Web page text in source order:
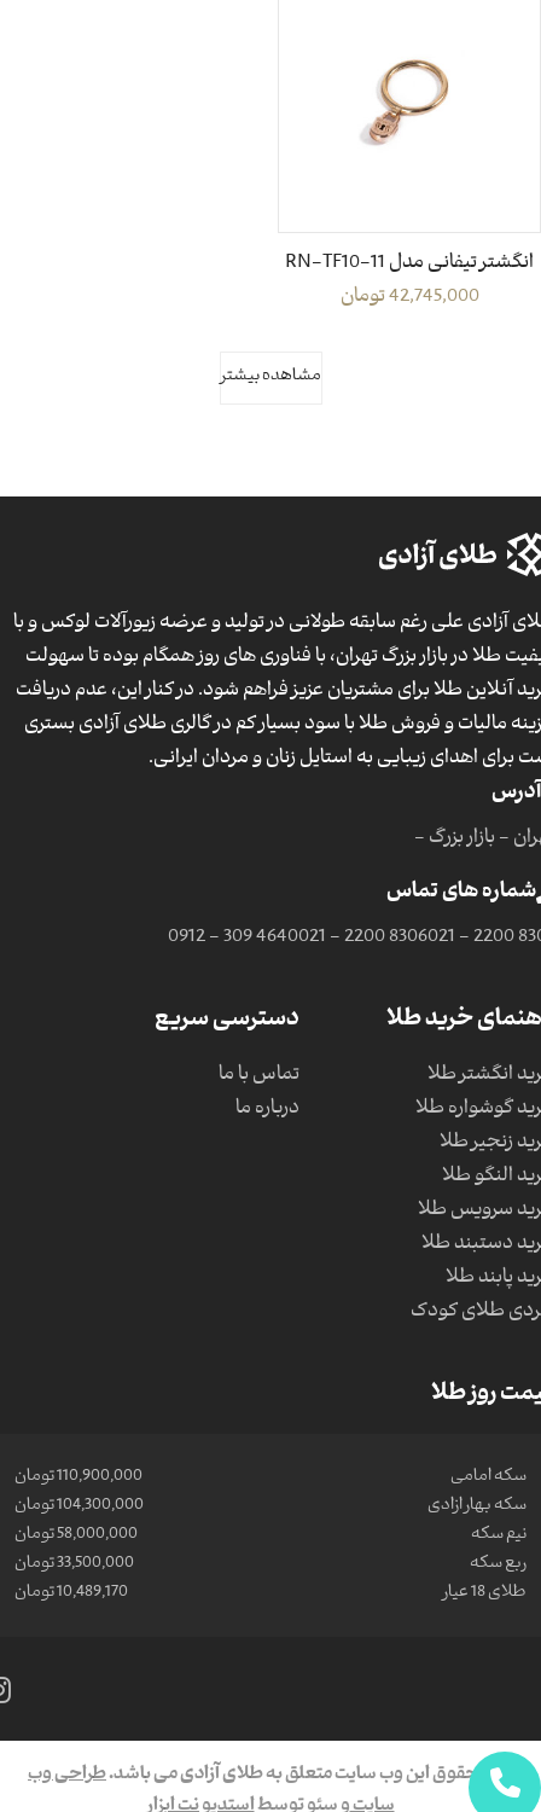
انگشتر تیفانی مدل RN-TF10-11
42,745,000تومان
مشاهده بیشتر
آزادی علی رغم سابقه طولانی در تولید و عرضه زیورآلات لوکس و با
طلا در بازار بزرگ تهران، با فناوری های روز همگام بوده تا سهولت
آنلاین طلا برای مشتریان عزیز فراهم شود. در کنار این، عدم دریافت
مالیات و فروش طلا با سود بسیار کم در گالری طلای آزادی بستری
برای اهدای زیبایی به استایل زنان و مردان ایرانی.
آدرس
- بازار بزرگ -
شماره های تماس
021 - 2200
021 - 2200 8306
0912 - 309 4640
خرید طلا
انگشتر طلا
گوشواره طلا
زنجیر طلا
النگو طلا
سرویس طلا
دستبند طلا
پابند طلا
طلای کودک
دسترسی سریع
تماس با ما
درباره ما
روز طلا
سکه امامی
110,900,000 تومان
سکه بهار ازادی
104,300,000 تومان
نیم سکه
58,000,000 تومان
ربع سکه
33,500,000 تومان
طلای 18 عیار
10,489,170 تومان
کلیه حقوق این وب سایت متعلق به طلای آزادی می باشد.طراحی وب